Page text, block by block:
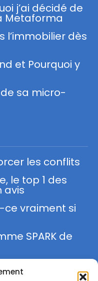
j’ai décidé de
Metaforma
l’immobilier dès
et Pourquoi y
sa micro-
les conflits
le top 1 des
avis
ce vraiment si
SPARK de